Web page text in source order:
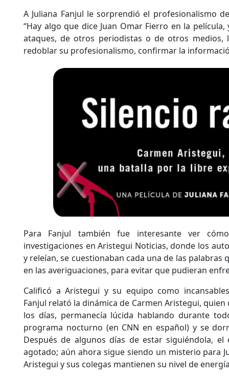
A Juliana Fanjul le sorprendió el profesionalismo
“Hay algo que dice Juan Omar Fierro en la
ataques, de otros periodistas o de otros medios,
redoblar su profesionalismo, confirmar la
Para Fanjul también fue interesante ver
investigaciones en Aristegui Noticias, donde los
y releían, se cuestionaban cada una de las palabras
en las averiguaciones, para evitar que pudieran
Calificó a Aristegui y su equipo como
Fanjul relató la dinámica de Carmen Aristegui,
los días, permanecía lúcida hablando durante
programa nocturno (en CNN en español) y se
Después de algunos días de estar siguiéndola,
agotado; aún ahora sigue siendo un misterio para
Aristegui y sus colegas mantienen su nivel de